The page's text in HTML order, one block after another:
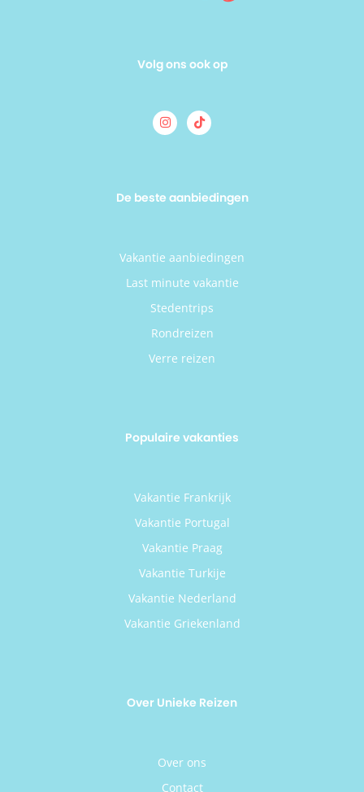
Volg ons ook op
De beste aanbiedingen
Vakantie aanbiedingen
Last minute vakantie
Stedentrips
Rondreizen
Verre reizen
Populaire vakanties
Vakantie Frankrijk
Vakantie Portugal
Vakantie Praag
Vakantie Turkije
Vakantie Nederland
Vakantie Griekenland
Over Unieke Reizen
Over ons
Contact